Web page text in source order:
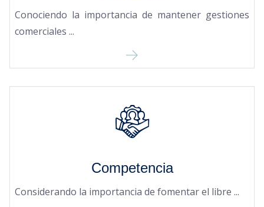
Conociendo la importancia de mantener gestiones
comerciales ...
Competencia
Considerando la importancia de fomentar el libre ...